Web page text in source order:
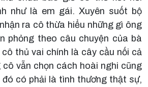
như là em gái. Xuyên suốt bộ
ra cô thừa hiểu những gì ông
phỏng theo câu chuyện của bà
thủ vai chính là cây cầu nối cả
cô vẫn chọn cách hoài nghi cũng
đó có phải là tình thương thật sự,